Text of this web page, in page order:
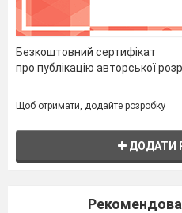
Безкоштовний сертифікат
про публікацію авторської
Щоб отримати, додайте розробку
ДОДАТИ